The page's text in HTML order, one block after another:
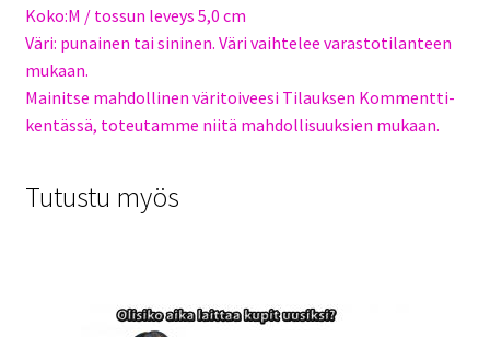
Koko:M / tossun leveys 5,0 cm
Väri: punainen tai sininen. Väri vaihtelee varastotilanteen
mukaan.
Mainitse mahdollinen väritoiveesi Tilauksen Kommentti-
kentässä, toteutamme niitä mahdollisuuksien mukaan.
Tutustu myös